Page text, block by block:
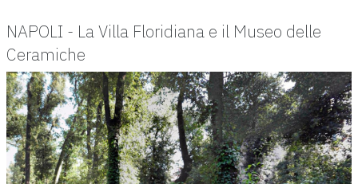
NAPOLI - La Villa Floridiana e il Museo delle
Ceramiche